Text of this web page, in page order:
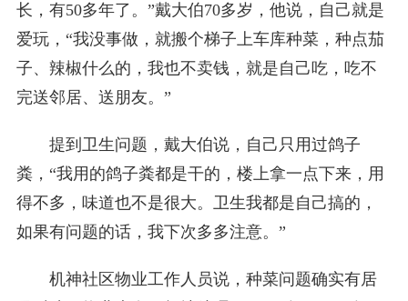
长，有50多年了。”戴大伯70多岁，他说，自己就是
爱玩，“我没事做，就搬个梯子上车库种菜，种点茄
子、辣椒什么的，我也不卖钱，就是自己吃，吃不
完送邻居、送朋友。”
提到卫生问题，戴大伯说，自己只用过鸽子
粪，“我用的鸽子粪都是干的，楼上拿一点下来，用
得不多，味道也不是很大。卫生我都是自己搞的，
如果有问题的话，我下次多多注意。”
机神社区物业工作人员说，种菜问题确实有居